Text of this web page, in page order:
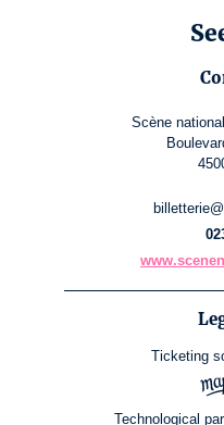
Scène
Ticketing
Technological